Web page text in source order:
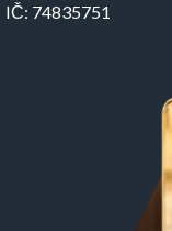
IČ: 74835751